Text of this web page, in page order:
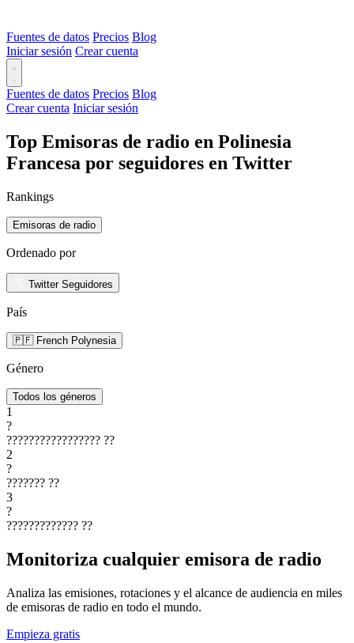
Fuentes de datos Precios Blog
Iniciar sesión Crear cuenta
Fuentes de datos Precios Blog
Crear cuenta Iniciar sesión
Top Emisoras de radio en Polinesia
Francesa por seguidores en Twitter
Rankings
Emisoras de radio
Ordenado por
Twitter Seguidores
País
🇵🇫 French Polynesia
Género
Todos los géneros
1
?
????????????????? ??
2
?
??????? ??
3
?
????????????? ??
Monitoriza cualquier emisora de radio
Analiza las emisiones, rotaciones y el alcance de audiencia en miles
de emisoras de radio en todo el mundo.
Empieza gratis